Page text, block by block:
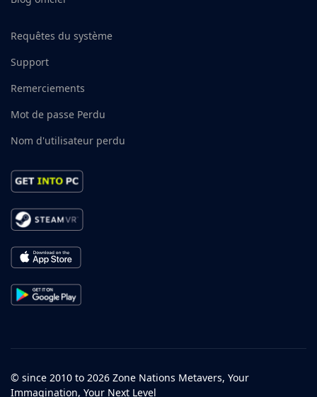
Requêtes du système
Support
Remerciements
Mot de passe Perdu
Nom d'utilisateur perdu
© since 2010 to 2026 Zone Nations Metavers, Your
Immagination, Your Next Level